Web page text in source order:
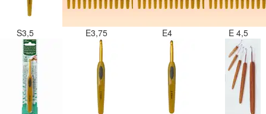
S3,5 E3,75 E4 E 4,5